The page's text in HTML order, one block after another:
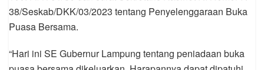
38/Seskab/DKK/03/2023 tentang Penyelenggaraan Buka
Puasa Bersama.
“Hari ini SE Gubernur Lampung tentang peniadaan buka